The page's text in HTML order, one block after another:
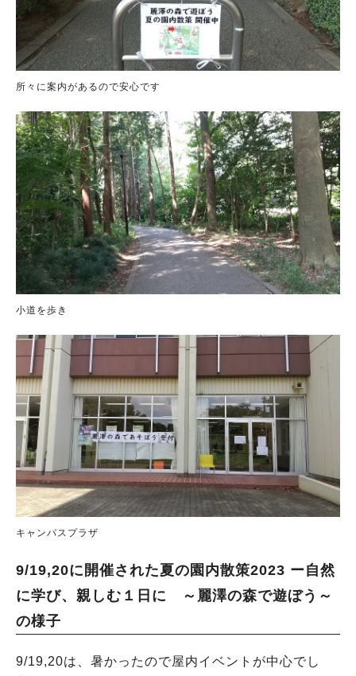
所々に案内があるので安心です
小道を歩き
キャンパスプラザ
9/19,20に開催された夏の園内散策2023 ー自然
に学び、親しむ１日に ～麗澤の森で遊ぼう～
の様子
9/19,20は、暑かったので屋内イベントが中心でし